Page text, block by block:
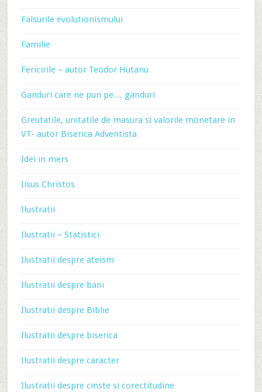
Falsurile evolutionismului
Familie
Fericirile – autor Teodor Hutanu
Ganduri care ne pun pe… ganduri
Greutatile, unitatile de masura si valorile monetare in
VT- autor Biserica Adventista
Idei in mers
Iisus Christos
Ilustratii
Ilustratii – Statistici
Ilustratii despre ateism
Ilustratii despre bani
Ilustratii despre Biblie
Ilustratii despre biserica
Ilustratii despre caracter
Ilustratii despre cinste si corectitudine